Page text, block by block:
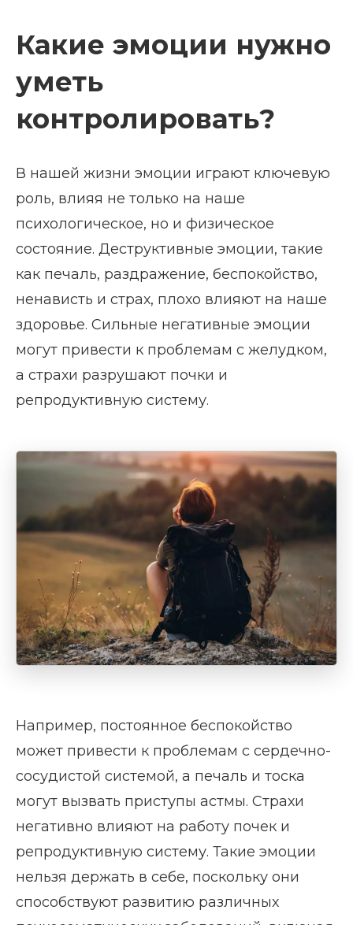
Какие эмоции нужно
уметь
контролировать?
В нашей жизни эмоции играют ключевую
роль, влияя не только на наше
психологическое, но и физическое
состояние. Деструктивные эмоции, такие
как печаль, раздражение, беспокойство,
ненависть и страх, плохо влияют на наше
здоровье. Сильные негативные эмоции
могут привести к проблемам с желудком,
а страхи разрушают почки и
репродуктивную систему.
Например, постоянное беспокойство
может привести к проблемам с сердечно-
сосудистой системой, а печаль и тоска
могут вызвать приступы астмы. Страхи
негативно влияют на работу почек и
репродуктивную систему. Такие эмоции
нельзя держать в себе, поскольку они
способствуют развитию различных